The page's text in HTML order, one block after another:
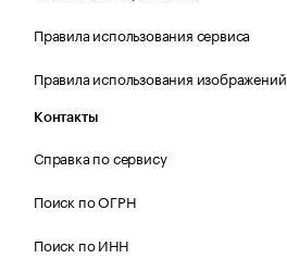
Правила использования сервиса
Правила использования изображений
Контакты
Справка по сервису
Поиск по ОГРН
Поиск по ИНН